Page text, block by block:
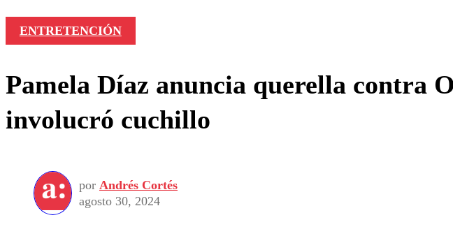
ENTRETENCIÓN
Pamela Díaz anuncia querella contra
involucró cuchillo
por Andrés Cortés
agosto 30, 2024